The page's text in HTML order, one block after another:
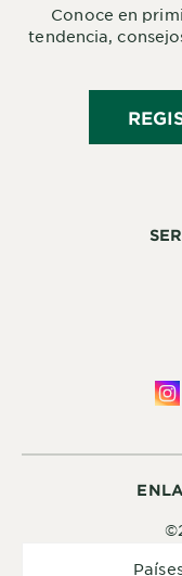
Conoce en
tendencia,